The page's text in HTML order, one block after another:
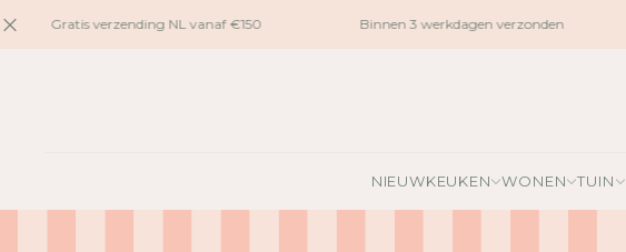
naar Gratis verzending NL vanaf €150 Binnen 3 werkdagen verzonden
NIEUWKEUKEN WONEN TUIN